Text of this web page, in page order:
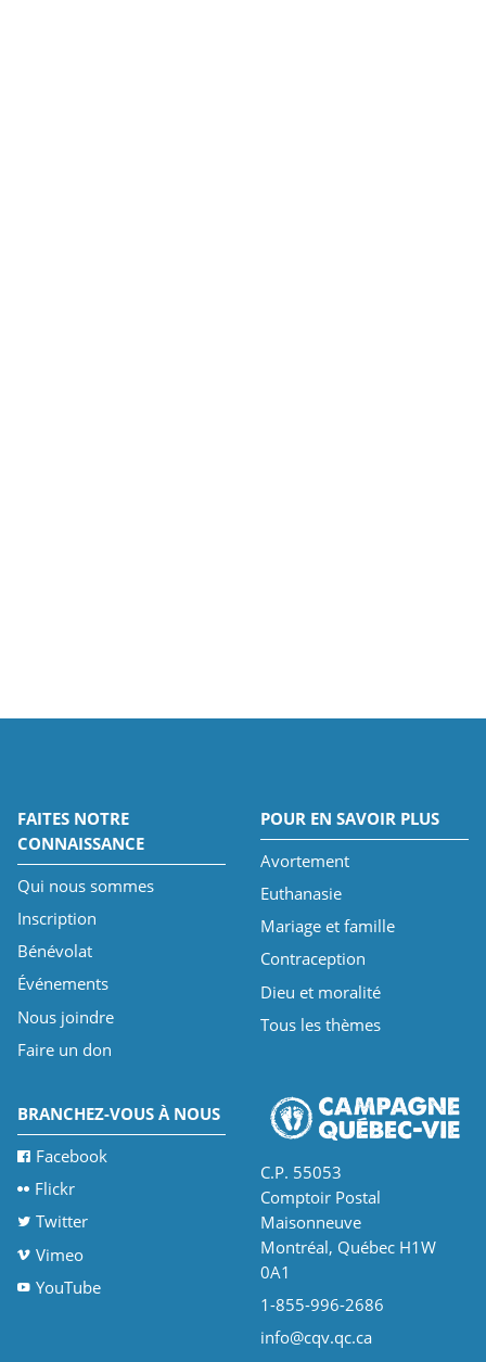
FAITES NOTRE
CONNAISSANCE
Qui nous sommes
Inscription
Bénévolat
Événements
Nous joindre
Faire un don
POUR EN SAVOIR PLUS
Avortement
Euthanasie
Mariage et famille
Contraception
Dieu et moralité
Tous les thèmes
BRANCHEZ-VOUS À NOUS
Facebook
Flickr
Twitter
Vimeo
YouTube
C.P. 55053
Comptoir Postal
Maisonneuve
Montréal, Québec H1W
0A1
1-855-996-2686
info@cqv.qc.ca